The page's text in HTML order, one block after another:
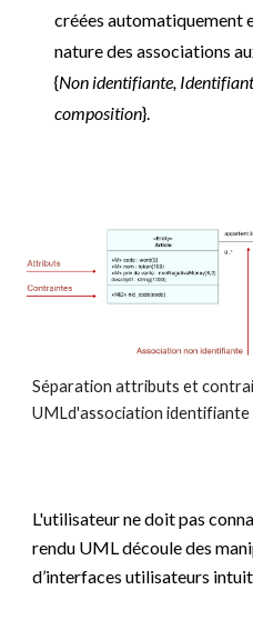
créées automatiquement
nature des associations
{Non identifiante,
composition}.
Séparation attributs et
UMLd'association
L'utilisateur ne doit pas
rendu UML découle des
d’interfaces utilisateurs